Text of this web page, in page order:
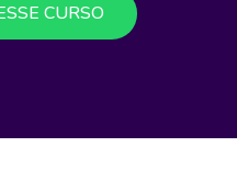
CURSO